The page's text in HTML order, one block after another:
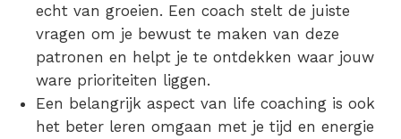
echt van groeien. Een coach stelt de juiste
vragen om je bewust te maken van deze
patronen en helpt je te ontdekken waar jouw
ware prioriteiten liggen.
Een belangrijk aspect van life coaching is ook
het beter leren omgaan met je tijd en energie